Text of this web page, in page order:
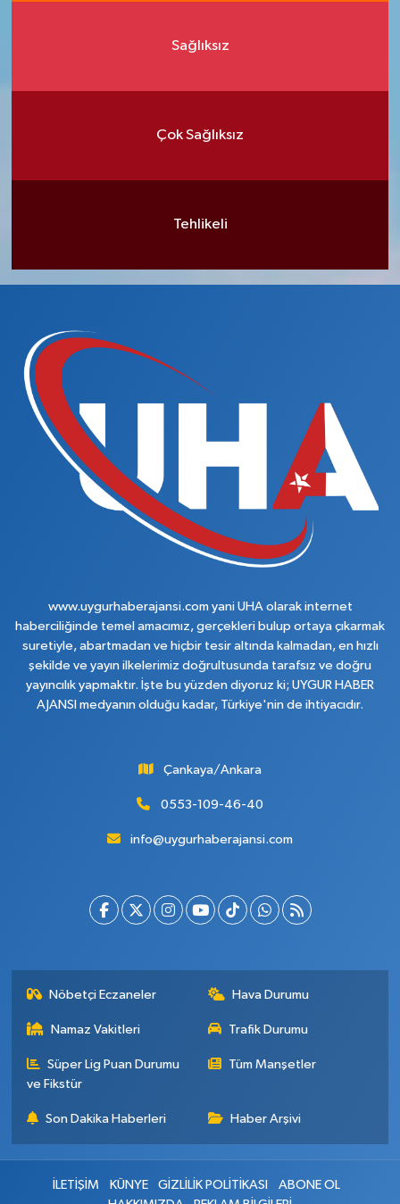
Sağlıksız
Çok Sağlıksız
Tehlikeli
www.uygurhaberajansi.com yani UHA olarak internet
haberciliğinde temel amacımız, gerçekleri bulup ortaya çıkarmak
suretiyle, abartmadan ve hiçbir tesir altında kalmadan, en hızlı
şekilde ve yayın ilkelerimiz doğrultusunda tarafsız ve doğru
yayıncılık yapmaktır. İşte bu yüzden diyoruz ki; UYGUR HABER
AJANSI medyanın olduğu kadar, Türkiye'nin de ihtiyacıdır.
Çankaya/Ankara
0553-109-46-40
info@uygurhaberajansi.com
Nöbetçi Eczaneler Hava Durumu
Namaz Vakitleri Trafik Durumu
Süper Lig Puan Durumu
ve Fikstür
Tüm Manşetler
Son Dakika Haberleri Haber Arşivi
İLETİŞİM KÜNYE GİZLİLİK POLİTİKASI
ABONE OL